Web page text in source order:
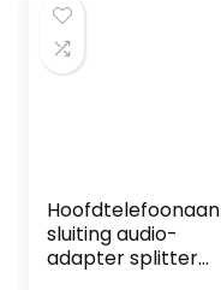
Hoofdtelefoonaan
sluiting audio-
adapter splitter